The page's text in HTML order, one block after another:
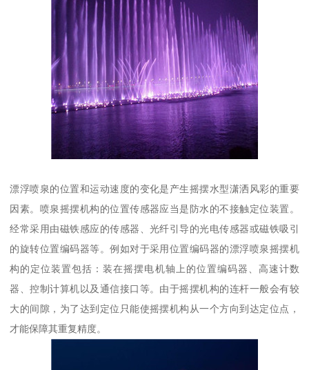
漂浮喷泉的位置和运动速度的变化是产生摇摆水型潇洒风彩的重要
因素。喷泉摇摆机构的位置传感器应当是防水的不接触定位装置。
经常采用由磁铁感应的传感器、光纤引导的光电传感器或磁铁吸引
的旋转位置编码器等。例如对于采用位置编码器的漂浮喷泉摇摆机
构的定位装置包括：装在摇摆电机轴上的位置编码器、高速计数
器、控制计算机以及通信接口等。由于摇摆机构的连杆一般会有较
大的间隙，为了达到定位只能使摇摆机构从一个方向到达定位点，
才能保障其重复精度。